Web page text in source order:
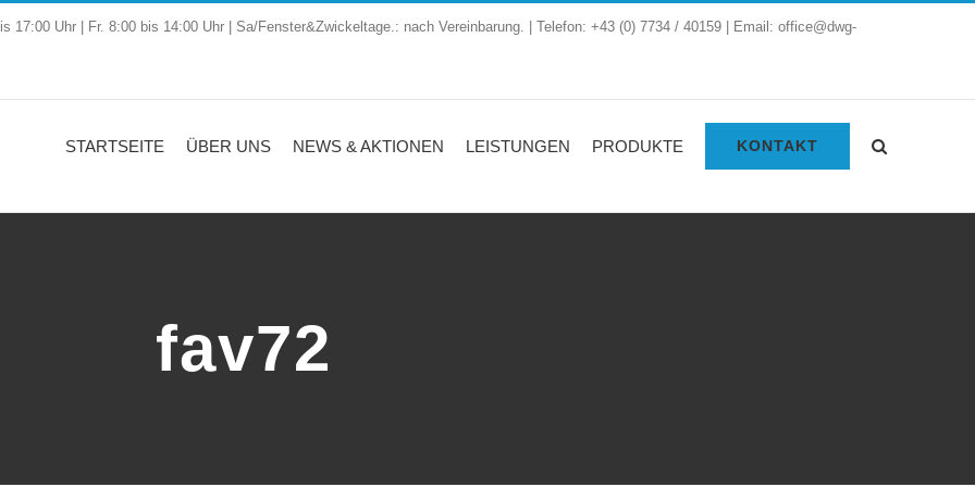
17:00 Uhr | Fr. 8:00 bis 14:00 Uhr | Sa/Fenster&Zwickeltage.: nach Vereinbarung. | Telefon: +43 (0) 7734 / 40159 | Email: office@dwg-
STARTSEITE ÜBER UNS NEWS & AKTIONEN LEISTUNGEN PRODUKTE KONTAKT
fav72